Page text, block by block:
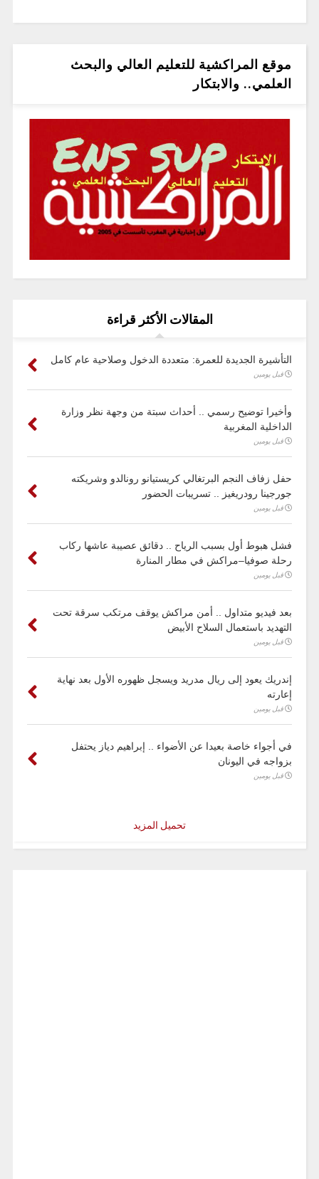
موقع المراكشية للتعليم العالي والبحث
العلمي.. والابتكار
المقالات الأكثر قراءة
التأشيرة الجديدة للعمرة: متعددة الدخول وصلاحية عام كامل
قبل يومين
وأخيرا توضيح رسمي .. أحداث سبتة من وجهة نظر وزارة
الداخلية المغربية
قبل يومين
حفل زفاف النجم البرتغالي كريستيانو رونالدو وشريكته
جورجينا رودريغيز .. تسريبات الحضور
قبل يومين
فشل هبوط أول بسبب الرياح .. دقائق عصيبة عاشها ركاب
رحلة صوفيا–مراكش في مطار المنارة
قبل يومين
بعد فيديو متداول .. أمن مراكش يوقف مرتكب سرقة تحت
التهديد باستعمال السلاح الأبيض
قبل يومين
إندريك يعود إلى ريال مدريد ويسجل ظهوره الأول بعد نهاية
إعارته
قبل يومين
في أجواء خاصة بعيدا عن الأضواء .. إبراهيم دياز يحتفل
بزواجه في اليونان
قبل يومين
تحميل المزيد